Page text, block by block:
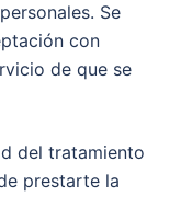
Se
con
de que se
del tratamiento
prestarte la